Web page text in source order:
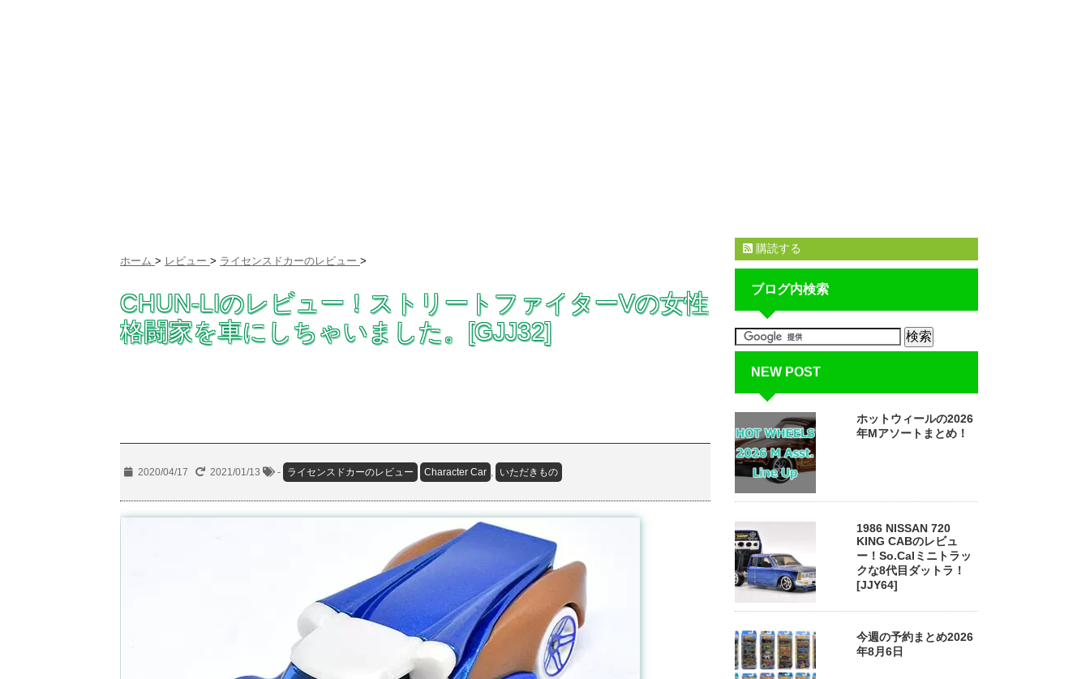
ホーム > レビュー > ライセンスドカーのレビュー >
CHUN-LIのレビュー！ストリートファイターVの女性
格闘家を車にしちゃいました。[GJJ32]
2020/04/17 2021/01/13 - ライセンスドカーのレビュー Character Car , いただきもの
購読する
ブログ内検索
NEW POST
ホットウィールの2026
年Mアソートまとめ！
1986 NISSAN 720
KING CABのレビュ
ー！So.Calミニトラッ
クな8代目ダットラ！
[JJY64]
今週の予約まとめ2026
年8月6日